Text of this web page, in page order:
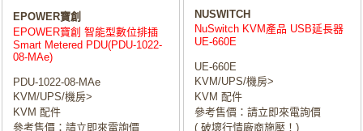
EPOWER寶創
EPOWER寶創 智能型數位排插
Smart Metered PDU(PDU-1022-
08-MAe)
PDU-1022-08-MAe
KVM/UPS/機房>
KVM 配件
參考售價：請立即來電詢價
NUSWITCH
NuSwitch KVM產品 USB延長器
UE-660E
UE-660E
KVM/UPS/機房>
KVM 配件
參考售價：請立即來電詢價
( 破壞行情廠商施壓！)